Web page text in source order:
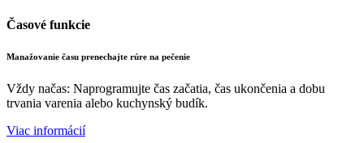
Časové funkcie
Manažovanie času prenechajte rúre na pečenie
Vždy načas: Naprogramujte čas začatia, čas ukončenia a dobu
trvania varenia alebo kuchynský budík.
Viac informácií